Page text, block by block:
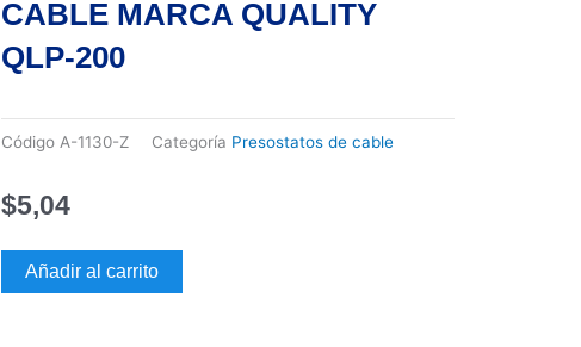
CABLE MARCA QUALITY
QLP-200
Código A-1130-Z Categoría Presostatos de cable
$5,04
PRESOSTATO
DE
Añadir al carrito